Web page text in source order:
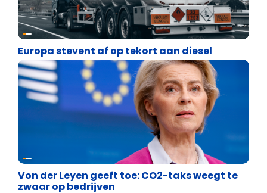
Energie en transport
Europa stevent af op tekort aan diesel
Energie en transport
Von der Leyen geeft toe: CO2-taks weegt te
zwaar op bedrijven